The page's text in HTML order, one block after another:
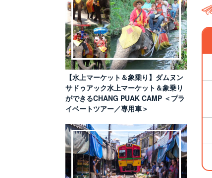
【水上マーケット＆象乗り】ダムヌン
サドゥアック水上マーケット＆象乗り
ができるCHANG PUAK CAMP ＜プラ
イベートツアー／専用車＞